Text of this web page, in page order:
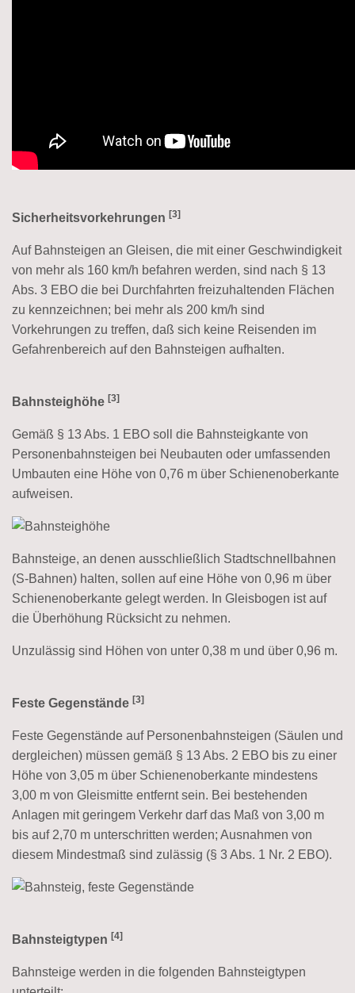
Sicherheitsvorkehrungen [3]
Auf Bahnsteigen an Gleisen, die mit einer Geschwindigkeit
von mehr als 160 km/h befahren werden, sind nach § 13
Abs. 3 EBO die bei Durchfahrten freizuhaltenden Flächen
zu kennzeichnen; bei mehr als 200 km/h sind
Vorkehrungen zu treffen, daß sich keine Reisenden im
Gefahrenbereich auf den Bahnsteigen aufhalten.
Bahnsteighöhe [3]
Gemäß § 13 Abs. 1 EBO soll die Bahnsteigkante von
Personenbahnsteigen bei Neubauten oder umfassenden
Umbauten eine Höhe von 0,76 m über Schienenoberkante
aufweisen.
Bahnsteige, an denen ausschließlich Stadtschnellbahnen
(S-Bahnen) halten, sollen auf eine Höhe von 0,96 m über
Schienenoberkante gelegt werden. In Gleisbogen ist auf
die Überhöhung Rücksicht zu nehmen.
Unzulässig sind Höhen von unter 0,38 m und über 0,96 m.
Feste Gegenstände [3]
Feste Gegenstände auf Personenbahnsteigen (Säulen und
dergleichen) müssen gemäß § 13 Abs. 2 EBO bis zu einer
Höhe von 3,05 m über Schienenoberkante mindestens
3,00 m von Gleismitte entfernt sein. Bei bestehenden
Anlagen mit geringem Verkehr darf das Maß von 3,00 m
bis auf 2,70 m unterschritten werden; Ausnahmen von
diesem Mindestmaß sind zulässig (§ 3 Abs. 1 Nr. 2 EBO).
Bahnsteigtypen [4]
Bahnsteige werden in die folgenden Bahnsteigtypen